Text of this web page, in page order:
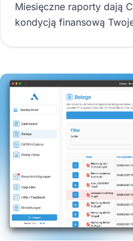
Miesięczne raporty dają
kondycją finansową